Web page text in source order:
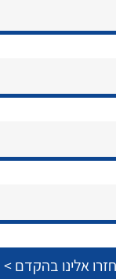
הצוות שלנו
שירותי תמיכה